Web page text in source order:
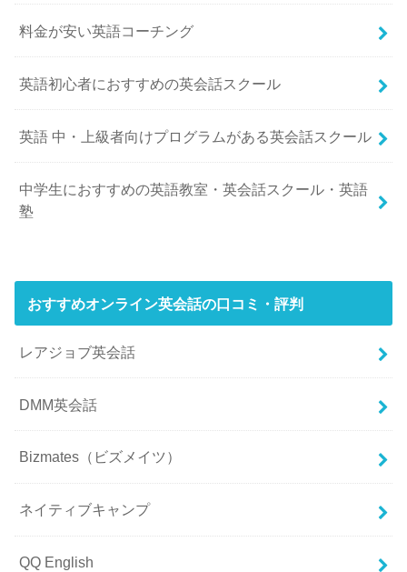
料金が安い英語コーチング
英語初心者におすすめの英会話スクール
英語 中・上級者向けプログラムがある英会話スクール
中学生におすすめの英語教室・英会話スクール・英語
塾
おすすめオンライン英会話の口コミ・評判
レアジョブ英会話
DMM英会話
Bizmates（ビズメイツ）
ネイティブキャンプ
QQ English